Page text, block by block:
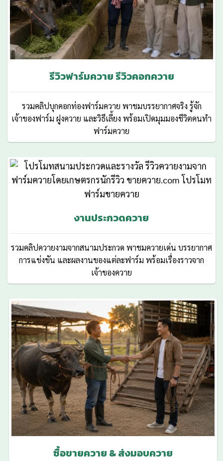
รีวิวฟาร์มควาย รีวิวคอกควาย
รวมคลิปบุกคอกท่องฟาร์มควาย พาชมบรรยากาศจริง รู้จัก
เจ้าของฟาร์ม ฝูงควาย และวิธีเลี้ยง พร้อมเปิดมุมมองชีวิตคนทำ
ฟาร์มควาย
งานประกวดควาย
รวมคลิปควายงามจากสนามประกวด พาชมควายเด่น บรรยากาศ
การแข่งขัน และผลงานของแต่ละฟาร์ม พร้อมเรื่องราวจาก
เจ้าของควาย
ซื้อขายควาย & ส่งมอบควาย